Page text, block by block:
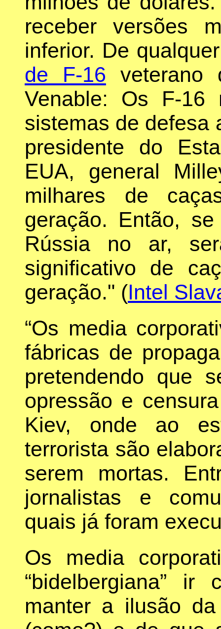
receber versões
inferior. De
de F-16 veterano
Venable: Os F-16
sistemas de defesa
presidente do
EUA, general
milhares de
geração. Então,
Rússia no ar,
significativo de
geração." (Intel
“Os media
fábricas de
pretendendo que
opressão e
Kiev, onde ao
terrorista são
serem mortas.
jornalistas e
quais já foram
Os media
“bidelbergiana” ir
manter a ilusão